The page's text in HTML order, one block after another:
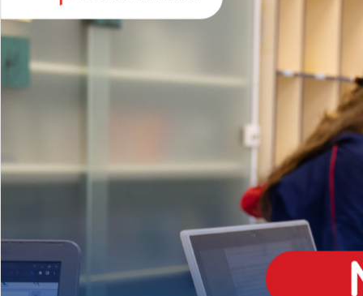
EDUCAÇÃO INFANTIL
Inglês todos os dias
MÉDIO
igh School
Dupla Diplomação